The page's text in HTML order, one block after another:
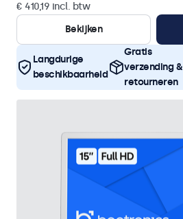
€ 410,19 incl. btw
Bekijken
Langdurige
beschikbaarheid
Gratis
verzending &
retourneren